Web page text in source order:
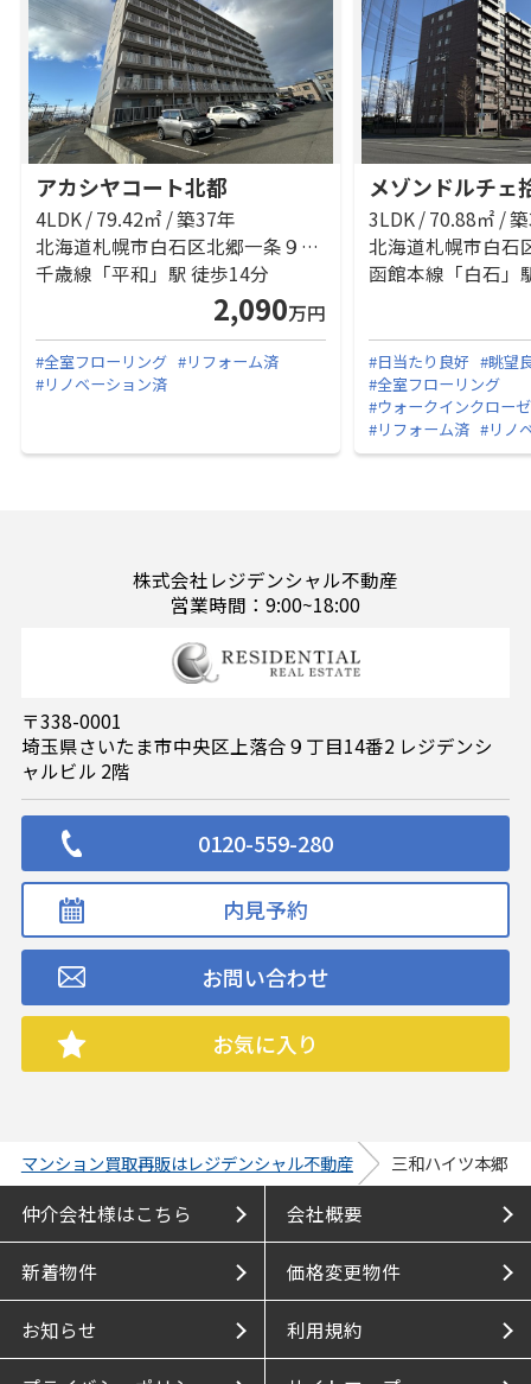
アカシヤコート北都
4LDK / 79.42㎡ / 築37年
北海道札幌市白石区北郷一条９丁目
千歳線「平和」駅 徒歩14分
2,090万円
#全室フローリング #リフォーム済
#リノベーション済
メゾンドルチェ
3LDK / 70.88㎡ /
函館本線「白石」
#日当たり良好 #眺望
#全室フローリング
#ウォークインクロー
#リフォーム済 #リノ
株式会社レジデンシャル不動産
営業時間：9:00~18:00
〒338-0001
埼玉県さいたま市中央区上落合９丁目14番2 レジデンシ
ャルビル 2階
0120-559-280
内見予約
お問い合わせ
お気に入り
マンション買取再販はレジデンシャル不動産 三和ハイツ本郷
仲介会社様はこちら 会社概要
新着物件 価格変更物件
お知らせ 利用規約